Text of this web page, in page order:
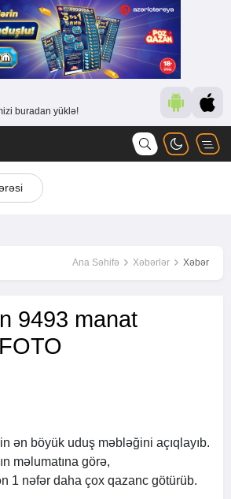
buradan yüklə!
Ana Səhifə Xəbərlər Xəbər
9493 manat
ən böyük uduş məbləğini açıqlayıb.
məlumatına görə,
1 nəfər daha çox qazanc götürüb.